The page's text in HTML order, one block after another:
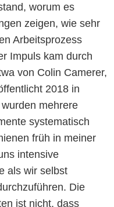
worum es
zeigen, wie sehr
Arbeitsprozess
Impuls kam durch
von Colin Camerer,
2018 in
mehrere
systematisch
früh in meiner
intensive
als wir selbst
Die
ist nicht, dass